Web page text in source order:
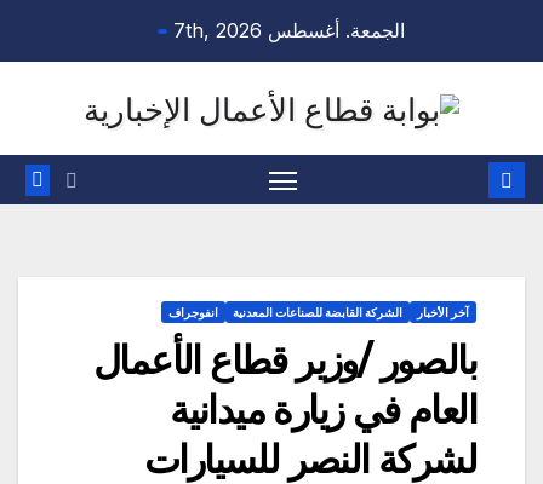
الجمعة. أغسطس 7th, 2026
آخر الأخبار الشركة القابضة للصناعات المعدنية انفوجراف
بالصور /وزير قطاع الأعمال
العام في زيارة ميدانية
لشركة النصر للسيارات